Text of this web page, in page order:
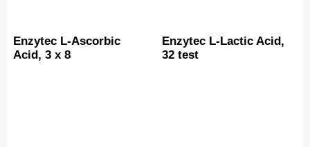
Enzytec L-Ascorbic
Acid, 3 x 8
Enzytec L-Lactic Acid,
32 test